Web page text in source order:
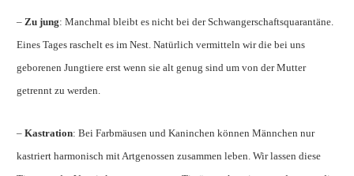
– Zu jung: Manchmal bleibt es nicht bei der Schwangerschaftsquarantäne.
Eines Tages raschelt es im Nest. Natürlich vermitteln wir die bei uns
geborenen Jungtiere erst wenn sie alt genug sind um von der Mutter
getrennt zu werden.
–Kastration: Bei Farbmäusen und Kaninchen können Männchen nur
kastriert harmonisch mit Artgenossen zusammen leben. Wir lassen diese